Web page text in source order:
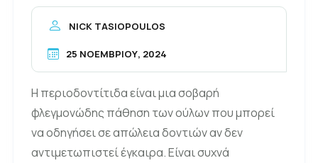
NICK TASIOPOULOS
25 ΝΟΕΜΒΡΊΟΥ, 2024
Η περιοδοντίτιδα είναι μια σοβαρή
φλεγμονώδης πάθηση των ούλων που μπορεί
να οδηγήσει σε απώλεια δοντιών αν δεν
αντιμετωπιστεί έγκαιρα. Είναι συχνά